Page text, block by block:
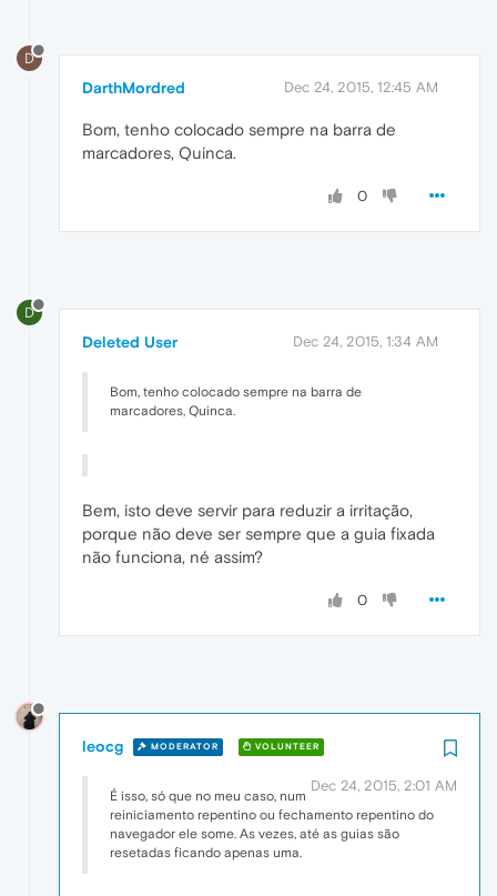
D
DarthMordred Dec 24, 2015, 12:45 AM
Bom, tenho colocado sempre na barra de
marcadores, Quinca.
0
D
Deleted User Dec 24, 2015, 1:34 AM
Bom, tenho colocado sempre na barra de
marcadores, Quinca.
Bem, isto deve servir para reduzir a irritação,
porque não deve ser sempre que a guia fixada
não funciona, né assim?
0
leocg MODERATOR VOLUNTEER
Dec 24, 2015, 2:01 AM
É isso, só que no meu caso, num
reiniciamento repentino ou fechamento repentino do
navegador ele some. As vezes, até as guias são
resetadas ficando apenas uma.